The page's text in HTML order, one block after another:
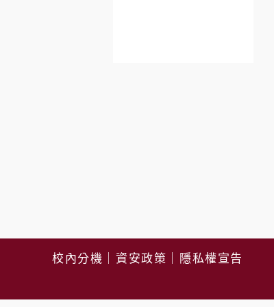
校內分機 資安政策 隱私權宣告